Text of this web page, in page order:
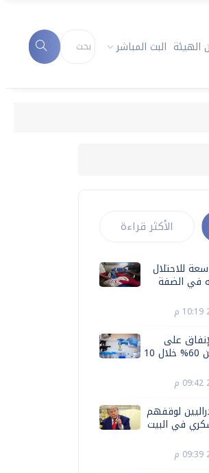
الهيئة البث المباشر
الأكثر قراءة
للاحتلال
في الضفة
على
البحث والتطوير بأكثر من 60% خلال 10
لوقفهم
في البيت